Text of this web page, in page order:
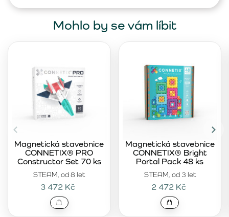
Mohlo by se vám líbit
STEAM, od 8 let
Magnetická stavebnice
CONNETIX® PRO
Constructor Set 70 ks
3 472 Kč
STEAM, od 3 let
Magnetická stavebnice
CONNETIX® Bright
Portal Pack 48 ks
2 472 Kč